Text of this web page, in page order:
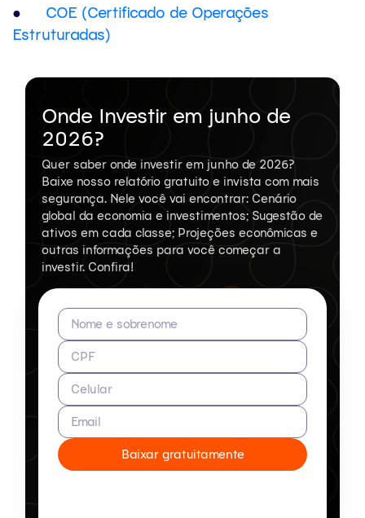
● COE (Certificado de Operações
Estruturadas)
Onde Investir em junho de
2026?
Quer saber onde investir em junho de 2026?
Baixe nosso relatório gratuito e invista com mais
segurança. Nele você vai encontrar: Cenário
global da economia e investimentos; Sugestão de
ativos em cada classe; Projeções econômicas e
outras informações para você começar a
investir. Confira!
Nome e sobrenome
CPF
Celular
Email
Baixar gratuitamente